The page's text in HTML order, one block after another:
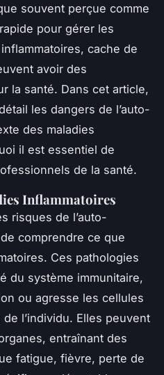
souvent perçue comme
pour gérer les
cache de
avoir des
la santé. Dans cet article,
les dangers de l’auto-
des maladies
il est essentiel de
de la santé.
Inflammatoires
risques de l’auto-
comprendre ce que
Ces pathologies
du système immunitaire,
ou agresse les cellules
l’individu. Elles peuvent
entraînant des
fatigue, fièvre, perte de